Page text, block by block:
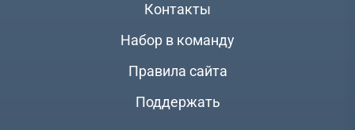
Контакты
Набор в команду
Правила сайта
Поддержать